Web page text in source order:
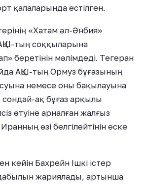
қалаларында естілген.
«Хатам әл-Әнбия»
тың соққыларына
беретінін мәлімдеді. Тегеран
АҚШ-тың Ормуз бұғазының
немесе оны бақылауына
сондай-ақ бұғаз арқылы
өтуіне арналған жалғыз
өзі белгілейтінін еске
кейін Бахрейн Ішкі істер
дабылын жариялады, артынша